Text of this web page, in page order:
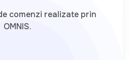
comenzi realizate prin
OMNIS.